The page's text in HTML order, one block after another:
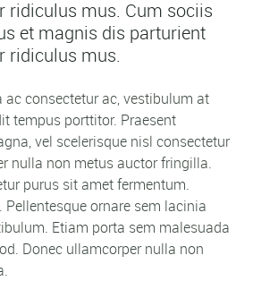
ridiculus mus. Cum sociis
et magnis dis parturient
ridiculus mus.
ac consectetur ac, vestibulum at
tempus porttitor. Praesent
vel scelerisque nisl consectetur
nulla non metus auctor fringilla.
purus sit amet fermentum.
Pellentesque ornare sem lacinia
Etiam porta sem malesuada
Donec ullamcorper nulla non